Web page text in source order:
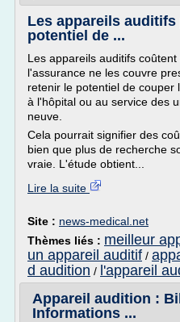
Les appareils
potentiel de ...
Les appareils auditifs
l'assurance ne les couvre
retenir le potentiel de couper
à l'hôpital ou au service des
neuve.
Cela pourrait signifier des
bien que plus de recherche
vraie. L'étude obtient...
Lire la suite
Site : news-medical.net
Thèmes liés : meilleur
un appareil auditif /
d audition / l'appareil
Appareil audition :
Informations ...